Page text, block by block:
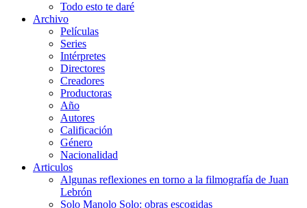
Todo esto te daré
Archivo
Películas
Series
Intérpretes
Directores
Creadores
Productoras
Año
Autores
Calificación
Género
Nacionalidad
Articulos
Algunas reflexiones en torno a la filmografía de Juan
Lebrón
Solo Manolo Solo: obras escogidas